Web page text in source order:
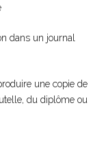
dans un journal
une copie de
du diplôme ou